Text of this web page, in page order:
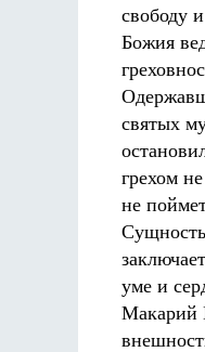
свободу
Божия
святых
грехом
не
уме и
Макарий